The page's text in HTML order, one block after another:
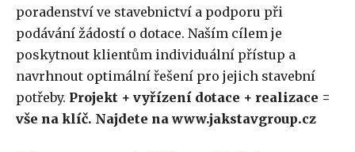
poradenství ve stavebnictví a podporu při
podávání žádostí o dotace. Naším cílem je
poskytnout klientům individuální přístup a
navrhnout optimální řešení pro jejich stavební
potřeby. Projekt + vyřízení dotace + realizace =
vše na klíč. Najdete na www.jakstavgroup.cz